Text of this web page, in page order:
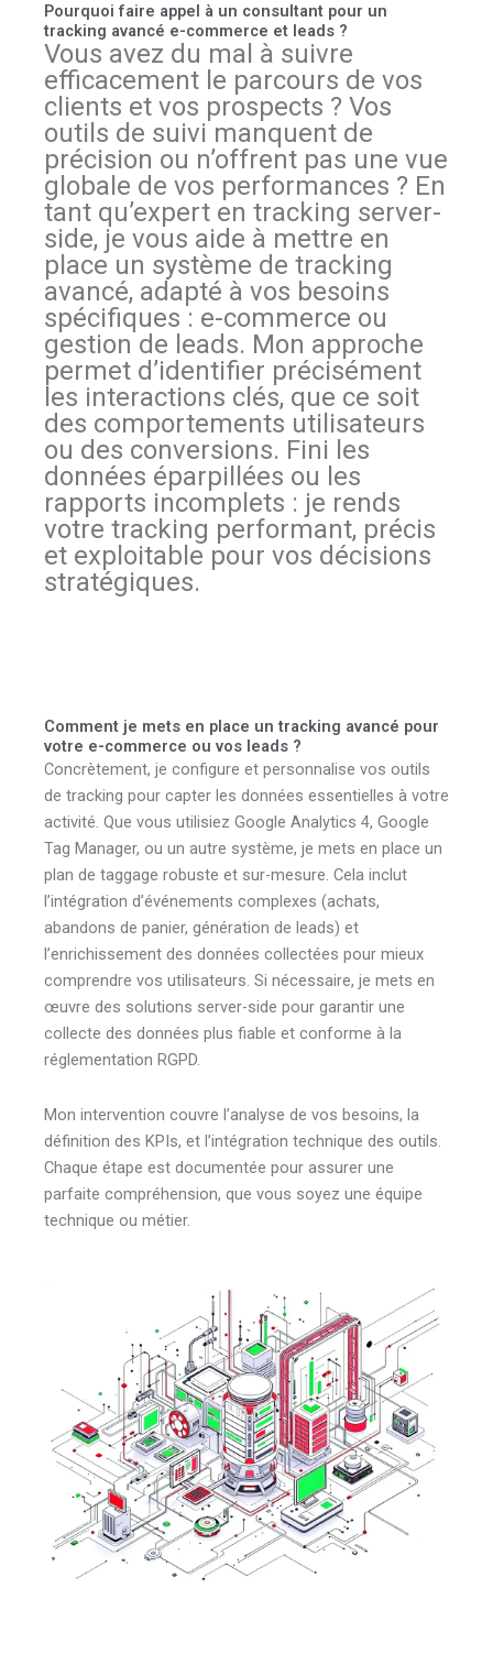
Pourquoi faire appel à un consultant pour un
tracking avancé e-commerce et leads ?
Vous avez du mal à suivre
efficacement le parcours de vos
clients et vos prospects ? Vos
outils de suivi manquent de
précision ou n’offrent pas une vue
globale de vos performances ? En
tant qu’expert en tracking server-
side, je vous aide à mettre en
place un système de tracking
avancé, adapté à vos besoins
spécifiques : e-commerce ou
gestion de leads. Mon approche
permet d’identifier précisément
les interactions clés, que ce soit
des comportements utilisateurs
ou des conversions. Fini les
données éparpillées ou les
rapports incomplets : je rends
votre tracking performant, précis
et exploitable pour vos décisions
stratégiques.
Comment je mets en place un tracking avancé pour
votre e-commerce ou vos leads ?
Concrètement, je configure et personnalise vos outils
de tracking pour capter les données essentielles à votre
activité. Que vous utilisiez Google Analytics 4, Google
Tag Manager, ou un autre système, je mets en place un
plan de taggage robuste et sur-mesure. Cela inclut
l’intégration d’événements complexes (achats,
abandons de panier, génération de leads) et
l’enrichissement des données collectées pour mieux
comprendre vos utilisateurs. Si nécessaire, je mets en
œuvre des solutions server-side pour garantir une
collecte des données plus fiable et conforme à la
réglementation RGPD.
Mon intervention couvre l’analyse de vos besoins, la
définition des KPIs, et l’intégration technique des outils.
Chaque étape est documentée pour assurer une
parfaite compréhension, que vous soyez une équipe
technique ou métier.